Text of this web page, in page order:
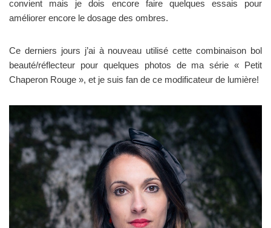
convient mais je dois encore faire quelques essais pour
améliorer encore le dosage des ombres.
Ce derniers jours j’ai à nouveau utilisé cette combinaison bol
beauté/réflecteur pour quelques photos de ma série « Petit
Chaperon Rouge », et je suis fan de ce modificateur de lumière!